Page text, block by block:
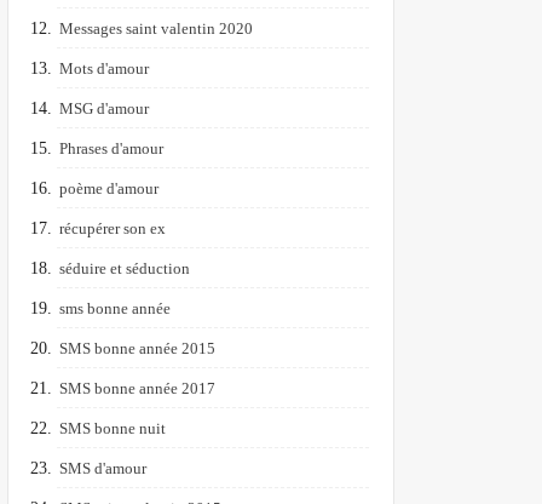
Messages saint valentin 2020
Mots d'amour
MSG d'amour
Phrases d'amour
poème d'amour
récupérer son ex
séduire et séduction
sms bonne année
SMS bonne année 2015
SMS bonne année 2017
SMS bonne nuit
SMS d'amour